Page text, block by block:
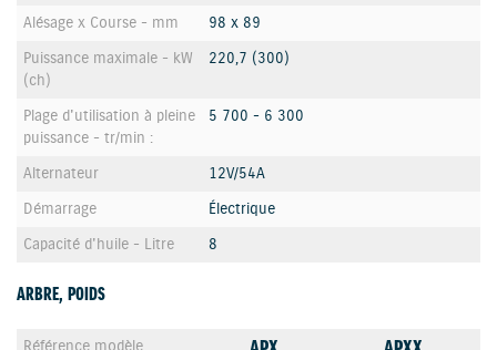
Alésage x Course - mm
98 x 89
Puissance maximale - kW
(ch)
220,7 (300)
Plage d'utilisation à pleine
puissance - tr/min :
5 700 - 6 300
Alternateur
12V/54A
Démarrage
Électrique
Capacité d'huile - Litre
8
ARBRE, POIDS